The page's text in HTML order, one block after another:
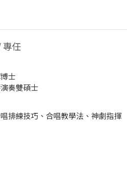
專任
士
奏雙碩士
排練技巧、合唱教學法、神劇指揮